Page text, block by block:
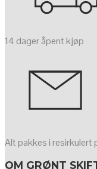
14 dager åpent kjøp
Alt pakkes i resirkulert
OM GRØNT